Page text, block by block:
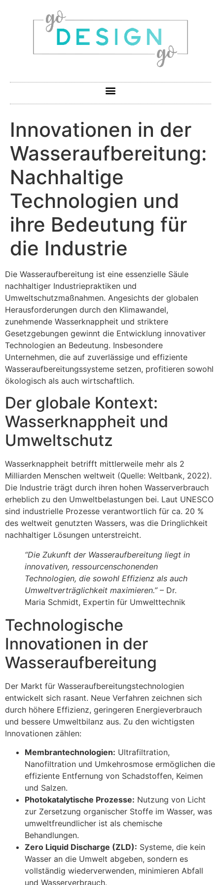
Innovationen in der
Wasseraufbereitung:
Nachhaltige
Technologien und
ihre Bedeutung für
die Industrie
Die Wasseraufbereitung ist eine essenzielle Säule
nachhaltiger Industriepraktiken und
Umweltschutzmaßnahmen. Angesichts der globalen
Herausforderungen durch den Klimawandel,
zunehmende Wasserknappheit und striktere
Gesetzgebungen gewinnt die Entwicklung innovativer
Technologien an Bedeutung. Insbesondere
Unternehmen, die auf zuverlässige und effiziente
Wasseraufbereitungssysteme setzen, profitieren sowohl
ökologisch als auch wirtschaftlich.
Der globale Kontext:
Wasserknappheit und
Umweltschutz
Wasserknappheit betrifft mittlerweile mehr als 2
Milliarden Menschen weltweit (Quelle: Weltbank, 2022).
Die Industrie trägt durch ihren hohen Wasserverbrauch
erheblich zu den Umweltbelastungen bei. Laut UNESCO
sind industrielle Prozesse verantwortlich für ca. 20 %
des weltweit genutzten Wassers, was die Dringlichkeit
nachhaltiger Lösungen unterstreicht.
“Die Zukunft der Wasseraufbereitung liegt in
innovativen, ressourcenschonenden
Technologien, die sowohl Effizienz als auch
Umweltverträglichkeit maximieren.”– Dr.
Maria Schmidt, Expertin für Umwelttechnik
Technologische
Innovationen in der
Wasseraufbereitung
Der Markt für Wasseraufbereitungstechnologien
entwickelt sich rasant. Neue Verfahren zeichnen sich
durch höhere Effizienz, geringeren Energieverbrauch
und bessere Umweltbilanz aus. Zu den wichtigsten
Innovationen zählen:
Membrantechnologien: Ultrafiltration,
Nanofiltration und Umkehrosmose ermöglichen die
effiziente Entfernung von Schadstoffen, Keimen
und Salzen.
Photokatalytische Prozesse: Nutzung von Licht
zur Zersetzung organischer Stoffe im Wasser, was
umweltfreundlicher ist als chemische
Behandlungen.
Zero Liquid Discharge (ZLD): Systeme, die kein
Wasser an die Umwelt abgeben, sondern es
vollständig wiederverwenden, minimieren Abfall
und Wasserverbrauch.